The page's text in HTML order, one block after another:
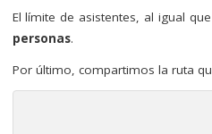
El límite de asistentes, al igual
personas.
Por último, compartimos la ruta